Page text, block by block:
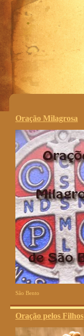
.
Oração Milagrosa
São Bento
Oração pelos Filhos